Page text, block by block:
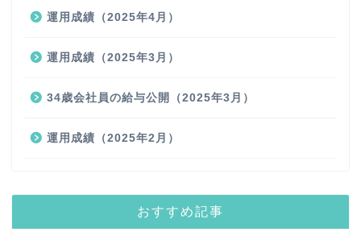
運用成績（2025年4月）
運用成績（2025年3月）
34歳会社員の給与公開（2025年3月）
運用成績（2025年2月）
おすすめ記事